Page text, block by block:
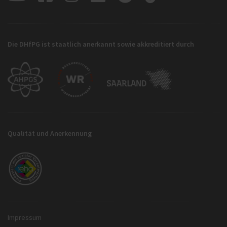
Die DHfPG ist staatlich anerkannt sowie akkreditiert durch
Qualität und Anerkennung
Impressum